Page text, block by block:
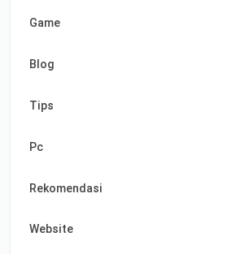
Game
Blog
Tips
Pc
Rekomendasi
Website